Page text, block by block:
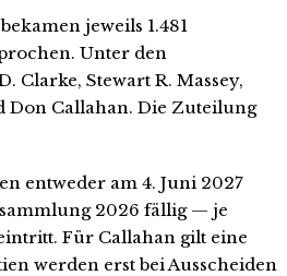
jeweils 1.481
Unter den
Clarke, Stewart R. Massey,
Don Callahan. Die Zuteilung
entweder am 4. Juni 2027
2026 fällig — je
Für Callahan gilt eine
werden erst bei Ausscheiden